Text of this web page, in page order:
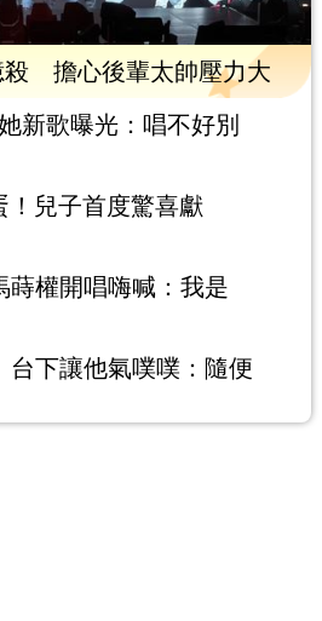
殺 擔心後輩太帥壓力大
新歌曝光：唱不好別
！兒子首度驚喜獻
權開唱嗨喊：我是
下讓他氣噗噗：隨便